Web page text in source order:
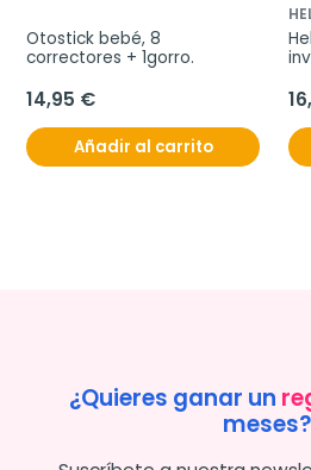
Otostick bebé, 8
correctores + 1gorro.
14,95 €
Añadir al carrito
¿Quieres ganar un
meses?